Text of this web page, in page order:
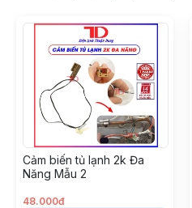
Cảm biến tủ lạnh 2k Đa
Năng Mẫu 2
48.000đ